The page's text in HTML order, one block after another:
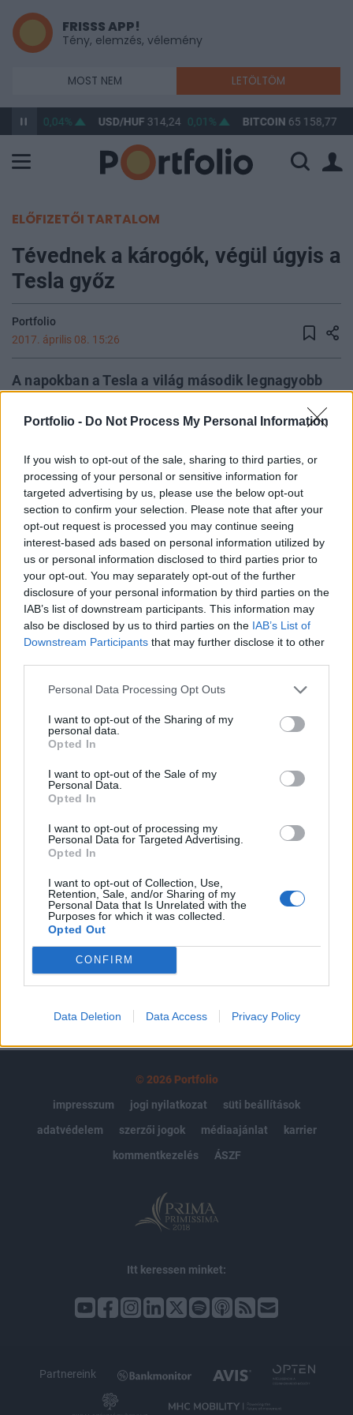
Portfolio - Do Not Process My Personal Information
If you wish to opt-out of the sale, sharing to third parties, or
processing of your personal or sensitive information for
targeted advertising by us, please use the below opt-out
section to confirm your selection. Please note that after your
opt-out request is processed you may continue seeing
interest-based ads based on personal information utilized by
us or personal information disclosed to third parties prior to
your opt-out. You may separately opt-out of the further
disclosure of your personal information by third parties on the
IAB’s list of downstream participants. This information may
also be disclosed by us to third parties on the IAB’s List of
Downstream Participants that may further disclose it to other
Personal Data Processing Opt Outs
I want to opt-out of the Sharing of my
personal data.
Opted In
I want to opt-out of the Sale of my
Personal Data.
Opted In
I want to opt-out of processing my
Personal Data for Targeted Advertising.
Opted In
I want to opt-out of Collection, Use,
Retention, Sale, and/or Sharing of my
Personal Data that Is Unrelated with the
Purposes for which it was collected.
Opted Out
CONFIRM
Data Deletion Data Access Privacy Policy
FRISSS APP!
Tény, elemzés, vélemény
MOST NEM LETÖLTÖM
363,32 0,04% USD/HUF314,24 0,01% BITCOIN65 158,77
ELŐFIZETŐI TARTALOM
Tévednek a károgók, végül úgyis a
Tesla győz
Portfolio
2017. április 08. 15:26
A napokban a Tesla a világ második legnagyobb
nem tud felmutatni a cég, csak ígéreteket.
ugyanezt látjuk az Amazonnál is. És az Amazon
példájából kiindulva nem biztos, hogy olyan rossz
ez a modell.
A napokban mindenki arról beszélt, hogy a Tesla a világ
második legértékesebb autógyártója lett, már 50 milliárd
dollárt érnek a részvényei, mindezt úgy, hogy még nem
tudott stabil profitot felmutatni. De ez nem akkora őrültség,
mint aminek először hangzik, sőt, tulajdonképpen
egyáltalán nem az - írja a Marketwatch véleménycikkében.
Az internetes cégek értékelésének...
A keresett cikk a portfolio.hu hírarchívumához
tartozik, melynek olvasása előfizetéses
regisztrációhoz kötött.
Az előfizetés a következőket tartalmazza:
Kötéslisták: BÉT elmúlt 2 év napon belüli
kötéslistái
Előfizetés
MÁR ELŐFIZETŐNK VAGY?
© 2026 Portfolio
impresszum
jogi nyilatkozat
süti beállítások
adatvédelem
szerzői jogok médiaajánlat
karrier
kommentkezelés
ÁSZF
Itt keressen minket:
Partnereink